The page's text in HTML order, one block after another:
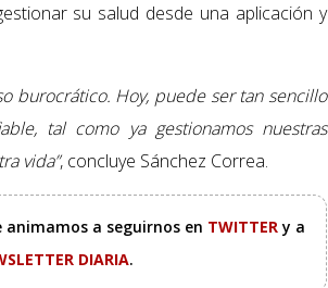
su salud desde una aplicación y
burocrático. Hoy, puede ser tan sencillo
tal como ya gestionamos nuestras
vida”, concluye Sánchez Correa.
a seguirnos en TWITTERy a
DIARIA.